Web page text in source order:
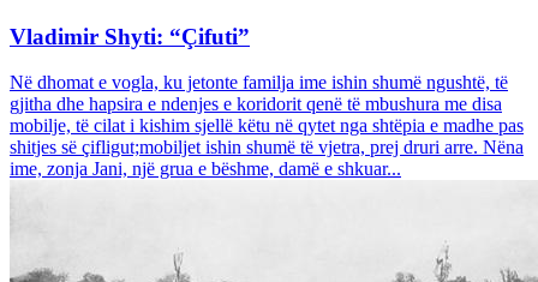
Vladimir Shyti: “Çifuti”
Në dhomat e vogla, ku jetonte familja ime ishin shumë ngushtë, të
gjitha dhe hapsira e ndenjes e koridorit qenë të mbushura me disa
mobilje, të cilat i kishim sjellë këtu në qytet nga shtëpia e madhe pas
shitjes së çifligut;mobiljet ishin shumë të vjetra, prej druri arre. Nëna
ime, zonja Jani, një grua e bëshme, damë e shkuar...